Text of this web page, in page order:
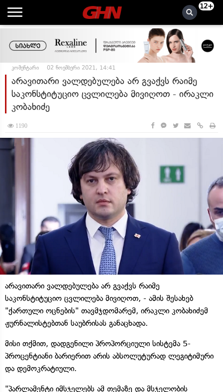
12+
კომენტარი 02 ნოემბერი 2021, 14:41
არავითარი ვალდებულება არ გვაქვს რაიმე
საკონსტიტუციო ცვლილება მივიღოთ - ირაკლი
კობახიძე
1190
არავითარი ვალდებულება არ გვაქვს რაიმე
საკონსტიტუციო ცვლილება მივიღოთ, - ამის შესახებ
"ქართული ოცნების" თავმჯდომარემ, ირაკლი კობახიძემ
ჟურნალისტებთან საუბრისას განაცხადა.
მისი თქმით, დადგენილი პროპორციული სისტემა 5-
პროცენტიანი ბარიერით არის აბსოლუტურად ლეგიტიმური
და დემოკრატიული.
"პარლამენტი იმსჯელებს ამ თემაზე და მსჯელობის